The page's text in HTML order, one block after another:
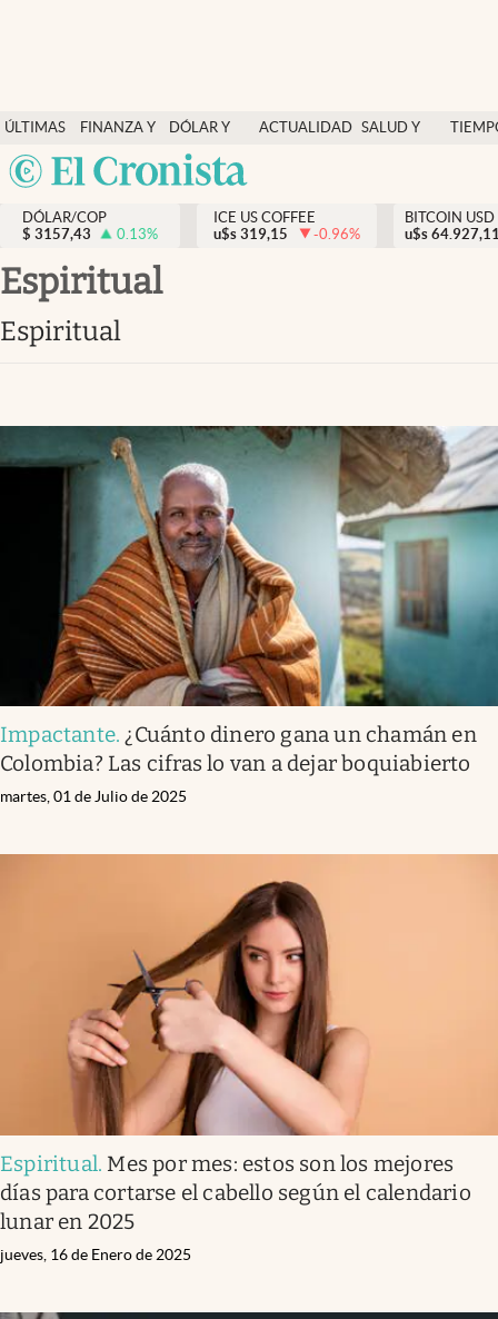
ÚLTIMAS
NOTICIAS
FINANZA Y
ECONOMÍA
DÓLAR Y
MERCADOS
ACTUALIDAD SALUD Y
México
Salud y nutrición
Vida espiritual
Actualidad
Dólar y mercados
Curiosidades
DÓLAR/COP
$ 3157,43 0.13%
ICE US COFFEE
u$s 319,15 -0.96%
BITCOIN USD
u$s
espiritual
espiritual
Impactante. ¿Cuánto dinero gana un chamán en
Colombia? Las cifras lo van a dejar boquiabierto
martes, 01 de Julio de 2025
Espiritual. Mes por mes: estos son los mejores
días para cortarse el cabello según el calendario
lunar en 2025
jueves, 16 de Enero de 2025